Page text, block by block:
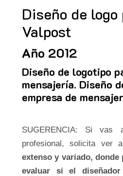
Diseño de logo
Valpost
Año 2012
Diseño de logotipo
mensajería. Diseño
empresa de
SUGERENCIA: Si vas
profesional, solicita ver
extenso y variado, donde
evaluar si el